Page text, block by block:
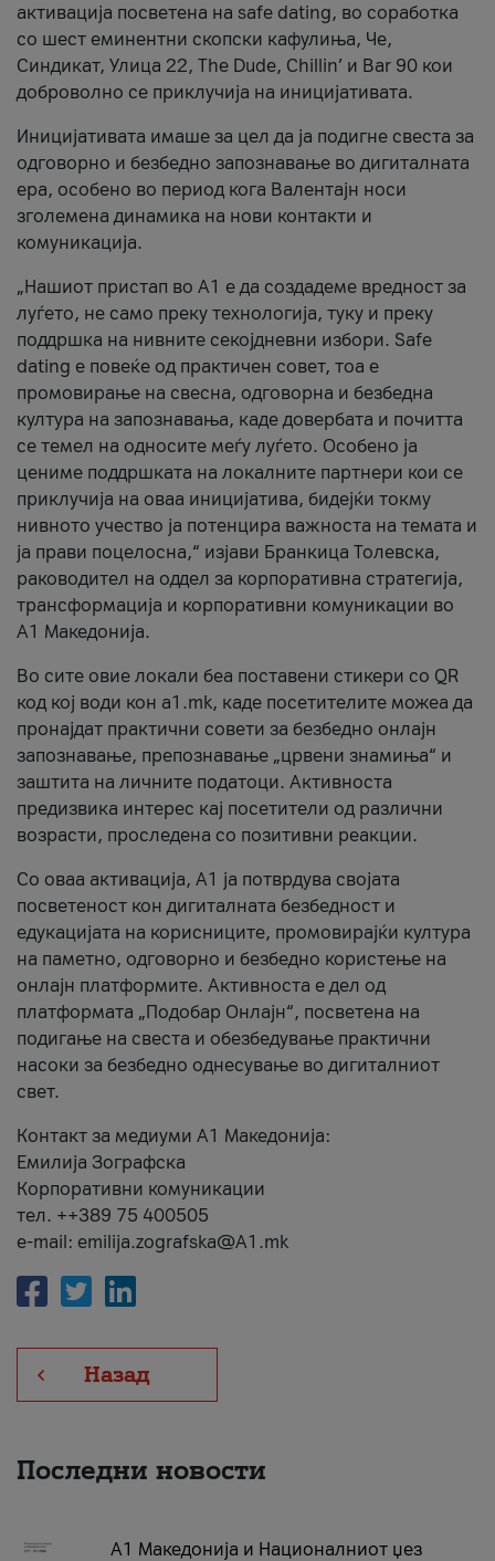
активација посветена на safe dating, во соработка
со шест еминентни скопски кафулиња, Че,
Синдикат, Улица 22, The Dude, Chillin’ и Bar 90 кои
доброволно се приклучија на иницијативата.
Иницијативата имаше за цел да ја подигне свеста за
одговорно и безбедно запознавање во дигиталната
ера, особено во период кога Валентајн носи
зголемена динамика на нови контакти и
комуникација.
„Нашиот пристап во А1 е да создадеме вредност за
луѓето, не само преку технологија, туку и преку
поддршка на нивните секојдневни избори. Safe
dating е повеќе од практичен совет, тоа е
промовирање на свесна, одговорна и безбедна
култура на запознавања, каде довербата и почитта
се темел на односите меѓу луѓето. Особено ја
цениме поддршката на локалните партнери кои се
приклучија на оваа иницијатива, бидејќи токму
нивното учество ја потенцира важноста на темата и
ја прави поцелосна,“ изјави Бранкица Толевска,
раководител на оддел за корпоративна стратегија,
трансформација и корпоративни комуникации во
А1 Македонија.
Во сите овие локали беа поставени стикери со QR
код кој води кон a1.mk, каде посетителите можеа да
пронајдат практични совети за безбедно онлајн
запознавање, препознавање „црвени знамиња“ и
заштита на личните податоци. Активноста
предизвика интерес кај посетители од различни
возрасти, проследена со позитивни реакции.
Со оваа активација, А1 ја потврдува својата
посветеност кон дигиталната безбедност и
едукацијата на корисниците, промовирајќи култура
на паметно, одговорно и безбедно користење на
онлајн платформите. Активноста е дел од
платформата „Подобар Онлајн“, посветена на
подигање на свеста и обезбедување практични
насоки за безбедно однесување во дигиталниот
свет.
Контакт за медиуми А1 Македонија:
Емилија Зографска
Корпоративни комуникации
тел. ++389 75 400505
e-mail: emilija.zografska@A1.mk
Назад
Последни новости
А1 Македонија и Националниот џез